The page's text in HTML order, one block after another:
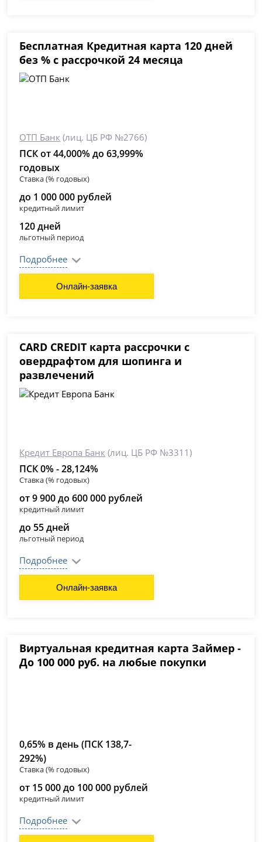
Бесплатная Кредитная карта 120 дней
без % с рассрочкой 24 месяца
ОТП Банк (лиц. ЦБ РФ №2766)
ПСК от 44,000% до 63,999%
годовых
Ставка (% годовых)
до 1 000 000 рублей
кредитный лимит
120 дней
льготный период
Подробнее
Онлайн-заявка
CARD CREDIT карта рассрочки с
овердрафтом для шопинга и
развлечений
Кредит Европа Банк (лиц. ЦБ РФ №3311)
ПСК 0% - 28,124%
Ставка (% годовых)
от 9 900 до 600 000 рублей
кредитный лимит
до 55 дней
льготный период
Подробнее
Онлайн-заявка
Виртуальная кредитная карта Займер -
До 100 000 руб. на любые покупки
0,65% в день (ПСК 138,7-
292%)
Ставка (% годовых)
от 15 000 до 100 000 рублей
кредитный лимит
Подробнее